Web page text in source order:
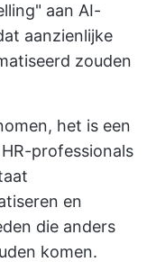
aan AI-
aanzienlijke
zouden
het is een
professionals
en
die anders
komen.